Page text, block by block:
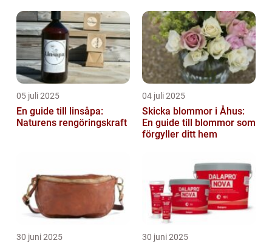
05 juli 2025
En guide till linsåpa:
Naturens rengöringskraft
04 juli 2025
Skicka blommor i Åhus:
En guide till blommor som
förgyller ditt hem
30 juni 2025 30 juni 2025